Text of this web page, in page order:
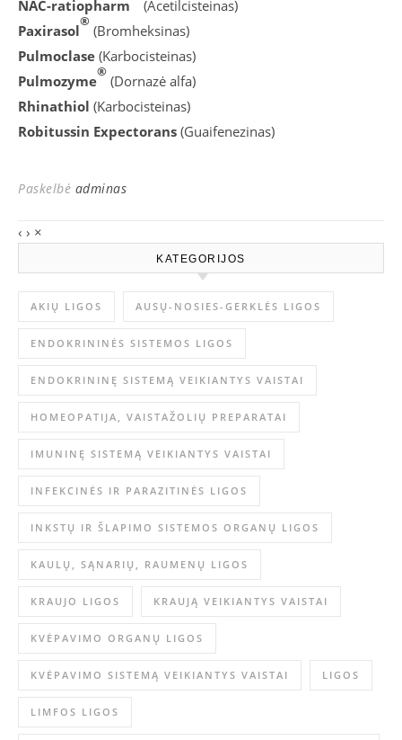
NAC-ratiopharm
(Acetilcisteinas)
Paxirasol
®
(Bromheksinas)
Pulmoclase (Karbocisteinas)
Pulmozyme
®
(Dornazė alfa)
Rhinathiol (Karbocisteinas)
Robitussin Expectorans (Guaifenezinas)
Paskelbė adminas
‹ › ×
KATEGORIJOS
AKIŲ LIGOS AUSŲ-NOSIES-GERKLĖS LIGOS
ENDOKRININĖS SISTEMOS LIGOS
ENDOKRININĘ SISTEMĄ VEIKIANTYS VAISTAI
HOMEOPATIJA, VAISTAŽOLIŲ PREPARATAI
IMUNINĘ SISTEMĄ VEIKIANTYS VAISTAI
INFEKCINĖS IR PARAZITINĖS LIGOS
INKSTŲ IR ŠLAPIMO SISTEMOS ORGANŲ LIGOS
KAULŲ, SĄNARIŲ, RAUMENŲ LIGOS
KRAUJO LIGOS KRAUJĄ VEIKIANTYS VAISTAI
KVĖPAVIMO ORGANŲ LIGOS
KVĖPAVIMO SISTEMĄ VEIKIANTYS VAISTAI LIGOS
LIMFOS LIGOS